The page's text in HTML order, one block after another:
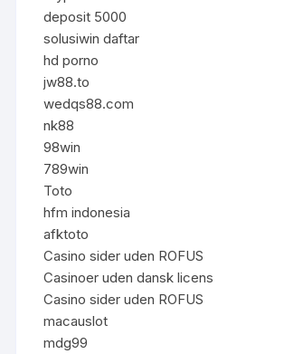
deposit 5000
solusiwin daftar
hd porno
jw88.to
wedqs88.com
nk88
98win
789win
Toto
hfm indonesia
afktoto
Casino sider uden ROFUS
Casinoer uden dansk licens
Casino sider uden ROFUS
macauslot
mdg99